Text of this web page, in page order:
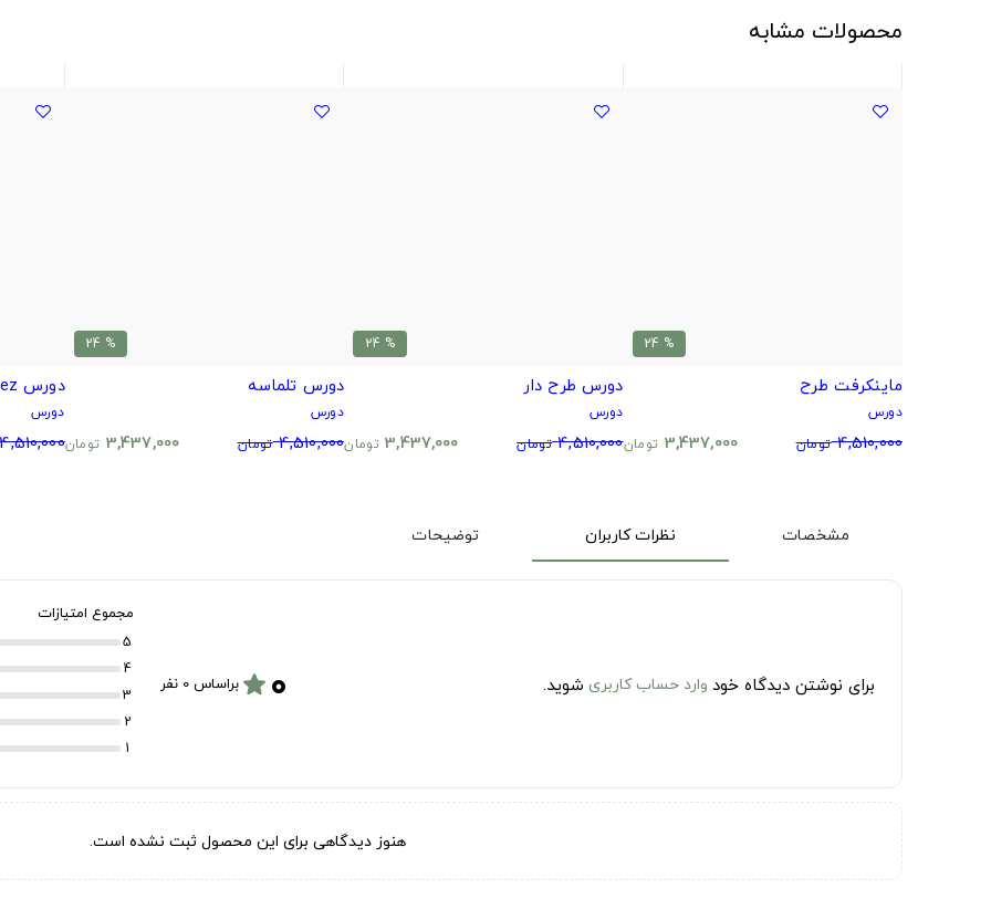
محصولات مشابه
% 24
ماینکرفت طرح
دورس
4,510,000 تومان 3,437,000 تومان
% 24
دورس طرح دار
دورس
4,510,000 تومان 3,437,000 تومان
% 24
دورس تلماسه
دورس
4,510,000 تومان 3,437,000 تومان
دورس Ateez
دورس
4,510,000
مشخصات نظرات کاربران توضیحات
برای نوشتن دیدگاه خود وارد حساب کاربری شوید. ۰ starبراساس 0 نفر
مجموع امتیازات
5
4
3
2
1
هنوز دیدگاهی برای این محصول ثبت نشده است.